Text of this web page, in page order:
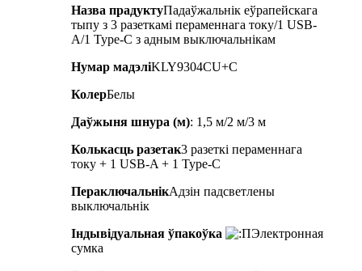
Назва прадуктуПадаўжальнік еўрапейскага
тыпу з 3 разеткамі пераменнага току/1 USB-
A/1 Type-C з адным выключальнікам
Нумар мадэліKLY9304CU+C
КолерБелы
Даўжыня шнура (м): 1,5 м/2 м/3 м
Колькасць разетак3 разеткі пераменнага
току + 1 USB-A + 1 Type-C
ПераключальнікАдзін падсветлены
выключальнік
Індывідуальная ўпакоўка
Электронная
сумка